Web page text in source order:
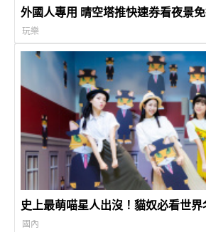
外國人專用 晴空塔推快速券看夜景
玩樂
史上最萌喵星人出沒！貓奴必看世界
國內